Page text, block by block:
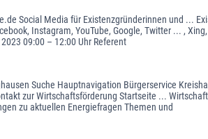
Social Media für Existenzgründerinnen und ...
Instagram, YouTube, Google, Twitter ... ,
09:00 – 12:00 Uhr Referent
Suche Hauptnavigation Bürgerservice
zur Wirtschaftsförderung Startseite ...
zu aktuellen Energiefragen Themen und